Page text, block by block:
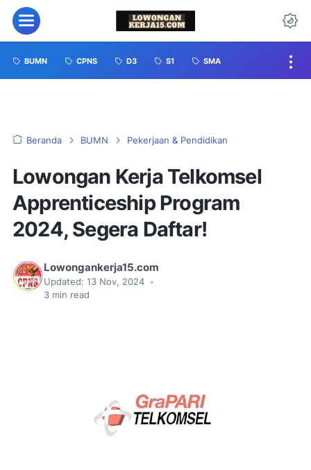
BUMN CPNS D3 S1 SMA
Beranda BUMN Pekerjaan & Pendidikan
Lowongan Kerja Telkomsel
Apprenticeship Program
2024, Segera Daftar!
Lowongankerja15.com
Updated: 13 Nov, 2024 •
3 min read